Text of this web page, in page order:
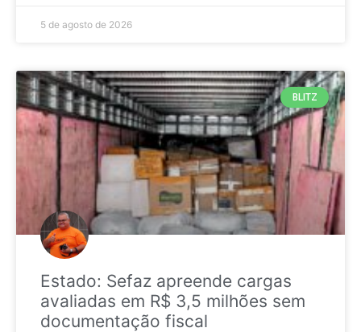
5 de agosto de 2026
BLITZ
Estado: Sefaz apreende cargas
avaliadas em R$ 3,5 milhões sem
documentação fiscal